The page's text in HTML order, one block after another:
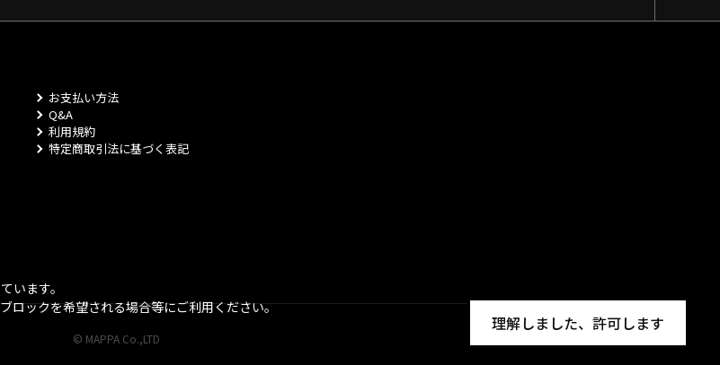
お支払い方法
Q&A
利用規約
特定商取引法に基づく表記
© MAPPA Co.,LTD
います。
ロックを希望される場合等にご利用ください。
理解しました、許可します